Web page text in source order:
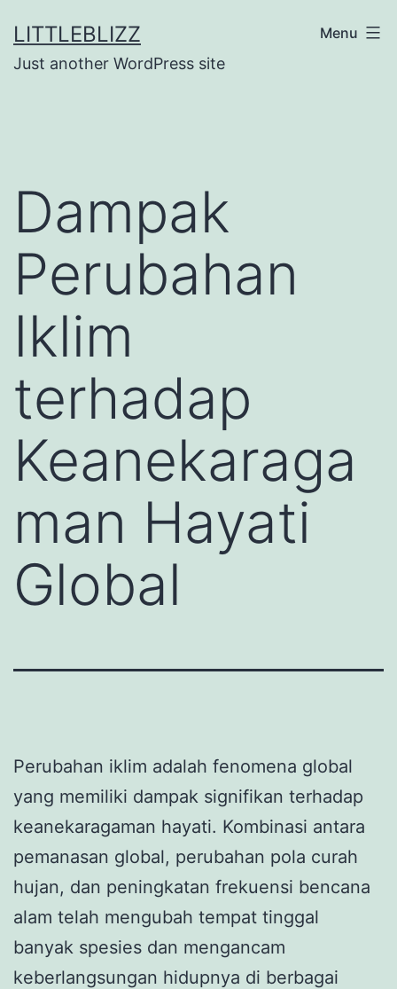
to
content
LITTLEBLIZZ
Just another WordPress site
Menu
Dampak
Perubahan
Iklim
terhadap
Keanekaraga
man Hayati
Global
Perubahan iklim adalah fenomena global
yang memiliki dampak signifikan terhadap
keanekaragaman hayati. Kombinasi antara
pemanasan global, perubahan pola curah
hujan, dan peningkatan frekuensi bencana
alam telah mengubah tempat tinggal
banyak spesies dan mengancam
keberlangsungan hidupnya di berbagai